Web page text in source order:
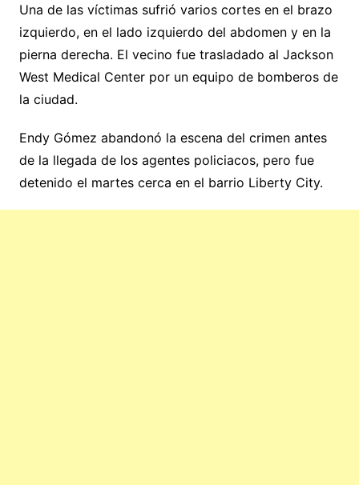
Una de las víctimas sufrió varios cortes en el brazo
izquierdo, en el lado izquierdo del abdomen y en la
pierna derecha. El vecino fue trasladado al Jackson
West Medical Center por un equipo de bomberos de
la ciudad.
Endy Gómez abandonó la escena del crimen antes
de la llegada de los agentes policiacos, pero fue
detenido el martes cerca en el barrio Liberty City.